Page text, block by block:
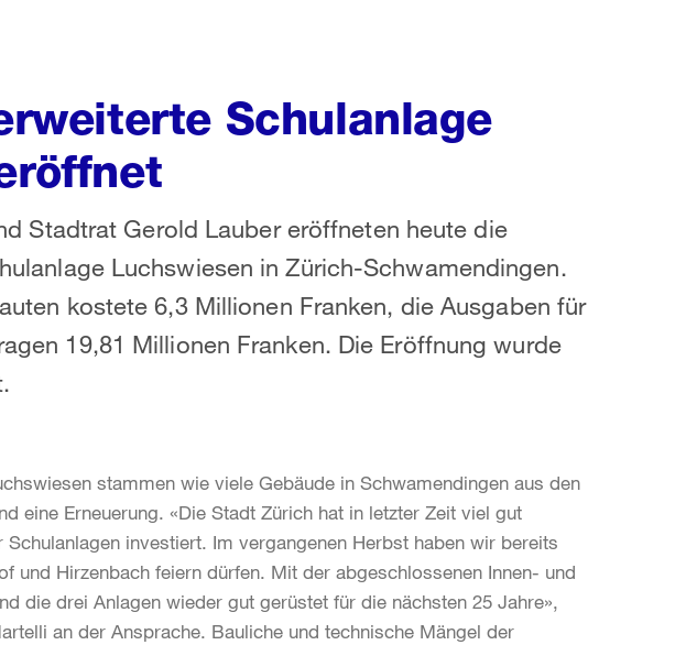
Schulanlage
Stadtrat Gerold Lauber eröffneten heute die
Luchswiesen in Zürich-Schwamendingen.
kostete 6,3 Millionen Franken, die Ausgaben für
19,81 Millionen Franken. Die Eröffnung wurde
stammen wie viele Gebäude in Schwamendingen aus den
eine Erneuerung. «Die Stadt Zürich hat in letzter Zeit viel gut
investiert. Im vergangenen Herbst haben wir bereits
und Hirzenbach feiern dürfen. Mit der abgeschlossenen Innen- und
die drei Anlagen wieder gut gerüstet für die nächsten 25 Jahre»,
an der Ansprache. Bauliche und technische Mängel der